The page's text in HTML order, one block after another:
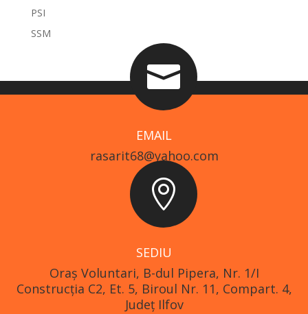
PSI
SSM

EMAIL
rasarit68@yahoo.com

SEDIU
Oraş Voluntari, B-dul Pipera, Nr. 1/I
Construcția C2, Et. 5, Biroul Nr. 11, Compart. 4,
Județ Ilfov